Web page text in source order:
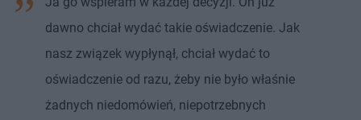
dawno chciał wydać takie oświadczenie. Jak
nasz związek wypłynął, chciał wydać to
oświadczenie od razu, żeby nie było właśnie
żadnych niedomówień, niepotrzebnych